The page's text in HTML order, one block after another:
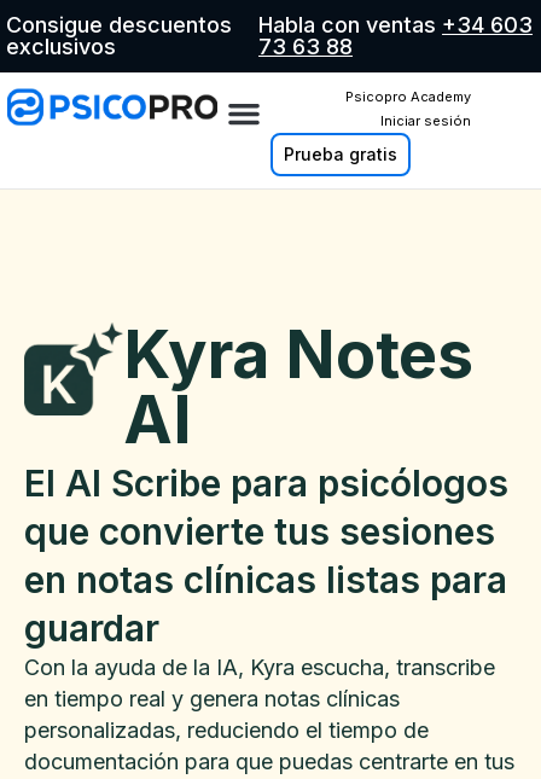
Consigue descuentos
exclusivos
Habla con ventas +34 603
73 63 88
Psicopro Academy
Iniciar sesión
Prueba gratis
Kyra Notes
AI
El AI Scribe para psicólogos
que convierte tus sesiones
en notas clínicas listas para
guardar
Con la ayuda de la IA, Kyra escucha, transcribe
en tiempo real y genera notas clínicas
personalizadas, reduciendo el tiempo de
documentación para que puedas centrarte en tus